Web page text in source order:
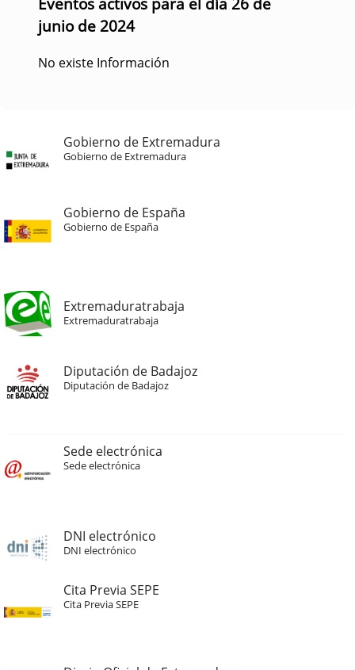
junio de 2024
No existe Información
Gobierno de Extremadura
Gobierno de Extremadura
Gobierno de España
Gobierno de España
Extremaduratrabaja
Extremaduratrabaja
Diputación de Badajoz
Diputación de Badajoz
Sede electrónica
Sede electrónica
DNI electrónico
DNI electrónico
Cita Previa SEPE
Cita Previa SEPE